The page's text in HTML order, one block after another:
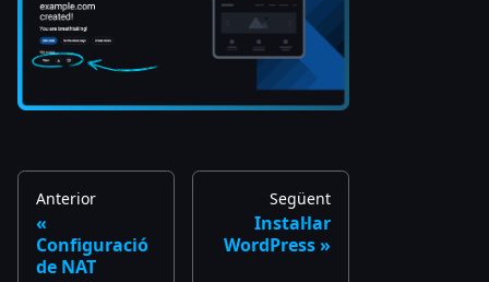
Anterior
Configuració
de NAT
Següent
Instal·lar
WordPress